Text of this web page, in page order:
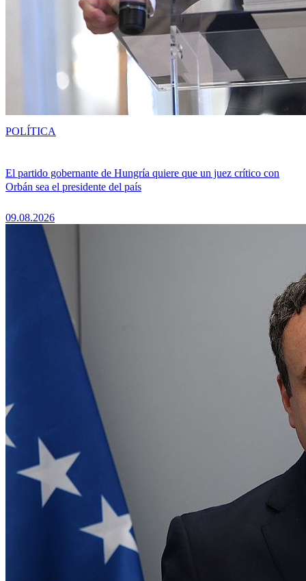
El partido gobernante de Hungría quiere que un juez crítico con
Orbán sea el presidente del país
09.08.2026
POLÍTICA